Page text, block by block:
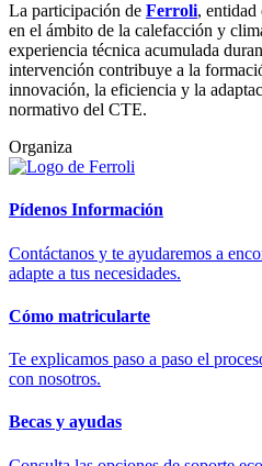
La participación de Ferroli, entidad
en el ámbito de la calefacción y
experiencia técnica acumulada
intervención contribuye a la
innovación, la eficiencia y la
normativo del CTE.
Organiza
Pídenos Información
Contáctanos y te ayudaremos a
adapte a tus necesidades.
Cómo matricularte
Te explicamos paso a paso el
con nosotros.
Becas y ayudas